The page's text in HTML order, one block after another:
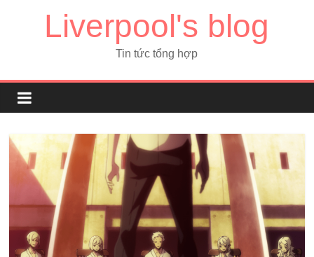
Liverpool's blog
Tin tức tổng hợp